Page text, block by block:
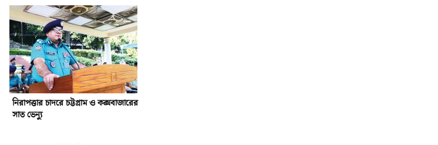
নিরাপত্তার চাদরে চট্টগ্রাম ও কক্সবাজারের
সাত ভেন্যু